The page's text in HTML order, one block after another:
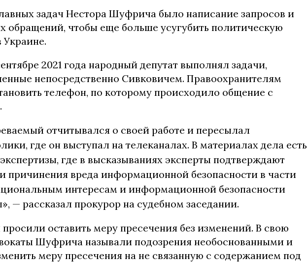
задач Нестора Шуфрича было написание запросов и
обращений, чтобы еще больше усугубить политическую
2021 года народный депутат выполнял задачи,
непосредственно Сивковичем. Правоохранителям
телефон, по которому происходило общение с
отчитывался о своей работе и пересылал
где он выступал на телеканалах. В материалах дела есть
где в высказываниях эксперты подтверждают
причинения вреда информационной безопасности в части
интересам и информационной безопасности
— рассказал прокурор на судебном заседании.
оставить меру пресечения без изменений. В свою
Шуфрича называли подозрения необоснованными и
меру пресечения на не связанную с содержанием под